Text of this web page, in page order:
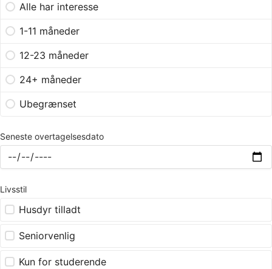
Alle har interesse
1-11 måneder
12-23 måneder
24+ måneder
Ubegrænset
Seneste overtagelsesdato
Livsstil
Husdyr tilladt
Seniorvenlig
Kun for studerende